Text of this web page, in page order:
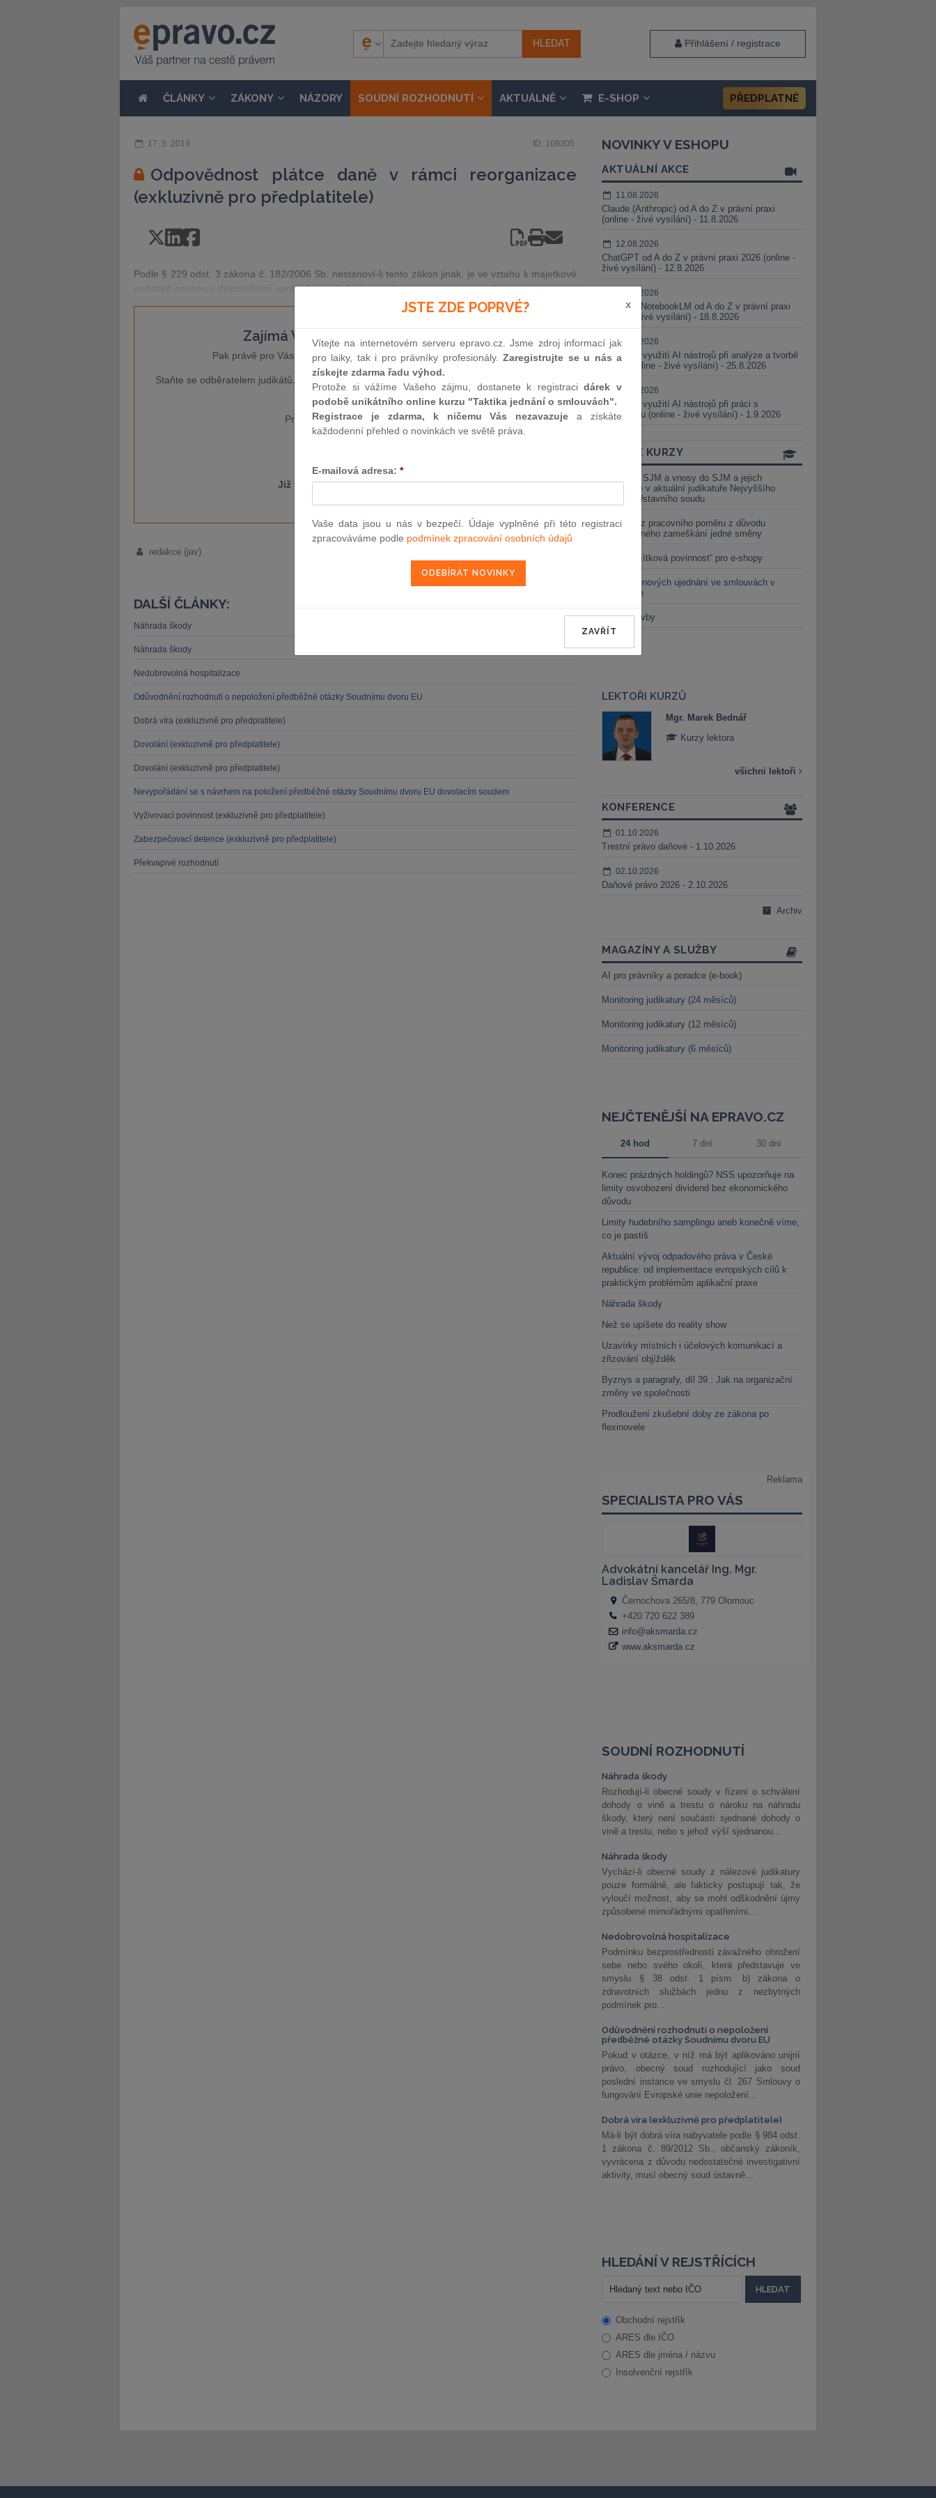
Přihlášení / registrace
ČLÁNKY ZÁKONY NÁZORY SOUDNÍ ROZHODNUTÍ AKTUÁLNĚ E-SHOP PŘEDPLATNÉ
17. 5. 2019 ID: 109305
Odpovědnost plátce daně v rámci reorganizace
(exkluzivně pro předplatitele)
Podle § 229 odst. 3 zákona č. 182/2006 Sb. nestanoví-li tento zákon jinak, je ve vztahu k majetkové
podstatě osobou s dispozičními oprávněními dlužník v době do rozhodnutí o úpadku
Zajímá Vás tento aktuální judikát?
Pak právě pro Vás je určena naše služba „ Monitoring judikatury“.
Staňte se odběratelem judikátů, které jsou určené pouze předplatitelům a nejsou přístupné
Pro více informací navštivte náš
Již mám předplatné -přihlásit se
redakce (jav)
DALŠÍ ČLÁNKY:
Náhrada škody
Náhrada škody
Nedobrovolná hospitalizace
Odůvodnění rozhodnutí o nepoložení předběžné otázky Soudnímu dvoru EU
Dobrá víra (exkluzivně pro předplatitele)
Dovolání (exkluzivně pro předplatitele)
Dovolání (exkluzivně pro předplatitele)
Nevypořádání se s návrhem na položení předběžné otázky Soudnímu dvoru EU dovolacím soudem
Vyživovací povinnost (exkluzivně pro předplatitele)
Zabezpečovací detence (exkluzivně pro předplatitele)
Překvapivé rozhodnutí
NOVINKY V ESHOPU
AKTUÁLNÍ AKCE
11.08.2026
Claude (Anthropic) od A do Z v právní praxi
(online - živé vysílání) - 11.8.2026
12.08.2026
ChatGPT od A do Z v právní praxi 2026 (online -
živé vysílání) - 12.8.2026
18.08.2026
Gemini a NotebookLM od A do Z v právní praxi
(online - živé vysílání) - 18.8.2026
25.08.2026
Praktické využití AI nástrojů při analýze a tvorbě
smluv (online - živé vysílání) - 25.8.2026
01.09.2026
Praktické využití AI nástrojů při práci s
judikaturou (online - živé vysílání) - 1.9.2026
ONLINE KURZY
Vnosy ze SJM a vnosy do SJM a jejich
valorizace v aktuální judikatuře Nejvyššího
soudu a Ústavního soudu
Výpověď z pracovního poměru z důvodu
neomluveného zameškání jedné směny
Nová „tlačítková povinnost“ pro e-shopy
Změna cenových ujednání ve smlouvách v
energetice
Černé stavby
LEKTOŘI KURZŮ
JUDr. Tomáš Nielsen
JUDr. Tomáš Sokol
Mgr. Marek Bednář
Kurzy lektora
všichni lektoři
KONFERENCE
01.10.2026
Trestní právo daňové - 1.10.2026
02.10.2026
Daňové právo 2026 - 2.10.2026
Archiv
MAGAZÍNY A SLUŽBY
AI pro právníky a poradce (e-book)
Monitoring judikatury (24 měsíců)
Monitoring judikatury (12 měsíců)
Monitoring judikatury (6 měsíců)
NEJČTENĚJŠÍ NA EPRAVO.CZ
24 hod 7 dní 30 dní
Konec prázdných holdingů? NSS upozorňuje na
limity osvobození dividend bez ekonomického
důvodu
Limity hudebního samplingu aneb konečně víme,
co je pastiš
Aktuální vývoj odpadového práva v České
republice: od implementace evropských cílů k
praktickým problémům aplikační praxe
Náhrada škody
Než se upíšete do reality show
Uzavírky místních i účelových komunikací a
zřizování objížděk
Byznys a paragrafy, díl 39.: Jak na organizační
změny ve společnosti
Prodloužení zkušební doby ze zákona po
flexinovele
SOUDNÍ ROZHODNUTÍ
Náhrada škody
Rozhodují-li obecné soudy v řízení o schválení
dohody o vině a trestu o nároku na náhradu
škody, který není součástí sjednané dohody o
vině a trestu, nebo s jehož výší sjednanou...
Náhrada škody
Vychází-li obecné soudy z nálezové judikatury
pouze formálně, ale fakticky postupují tak, že
vyloučí možnost, aby se mohl odškodnění újmy
způsobené mimořádnými opatřeními...
Nedobrovolná hospitalizace
Podmínku bezprostřednosti závažného ohrožení
sebe nebo svého okolí, která představuje ve
smyslu § 38 odst. 1 písm. b) zákona o
zdravotních službách jednu z nezbytných
podmínek pro...
Odůvodnění rozhodnutí o nepoložení
předběžné otázky Soudnímu dvoru EU
Pokud v otázce, v níž má být aplikováno unijní
právo, obecný soud rozhodující jako soud
poslední instance ve smyslu čl. 267 Smlouvy o
fungování Evropské unie nepoložení...
Dobrá víra (exkluzivně pro předplatitele)
Má-li být dobrá víra nabyvatele podle § 984 odst.
1 zákona č. 89/2012 Sb., občanský zákoník,
vyvrácena z důvodu nedostatečné investigativní
aktivity, musí obecný soud ústavně...
HLEDÁNÍ V REJSTŘÍCÍCH
Obchodní rejstřík
ARES dle IČO
ARES dle jména / názvu
Insolvenční rejstřík
JSTE ZDE POPRVÉ? x
Vítejte na internetovém serveru epravo.cz. Jsme zdroj informací jak
pro laiky, tak i pro právníky profesionály.Zaregistrujte se u nás a
získejte zdarma řadu výhod.
Protože si vážíme Vašeho zájmu, dostanete k registracidárek v
podobě unikátního online kurzu "Taktika jednání o smlouvách".
Registrace je zdarma, k ničemu Vás nezavazuje a získáte
každodenní přehled o novinkách ve světě práva.
E-mailová adresa: *
Vaše data jsou u nás v bezpečí. Údaje vyplněné při této registraci
zpracováváme podle podmínek zpracování osobních údajů
ZAVŘÍT